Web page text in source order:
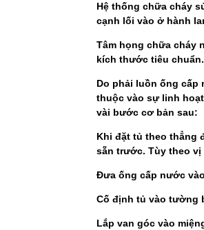
Hệ thống chữa cháy
cạnh lối vào ở hành
Tâm họng chữa cháy
kích thước tiêu
Do phải luồn ống
thuộc vào sự linh
vài bước cơ bản sau:
Khi đặt tủ theo thẳng
sẵn trước. Tùy theo
Đưa ống cấp nước
Cố định tủ vào tường
Lắp van góc vào